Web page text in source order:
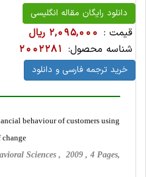
دانلود رایگان مقاله انگلیسی
قیمت : 2,095,000 ریال
شناسه محصول: 2002281
خرید ترجمه فارسی و دانلود
behaviour of customers using
change
Sciences , 2009 , 4 Pages,